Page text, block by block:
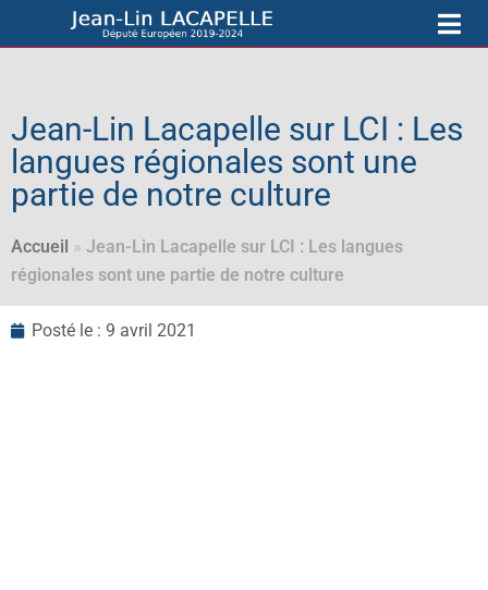
Jean-Lin Lacapelle sur LCI : Les
langues régionales sont une
partie de notre culture
Accueil » Jean-Lin Lacapelle sur LCI : Les langues
régionales sont une partie de notre culture
Posté le : 9 avril 2021